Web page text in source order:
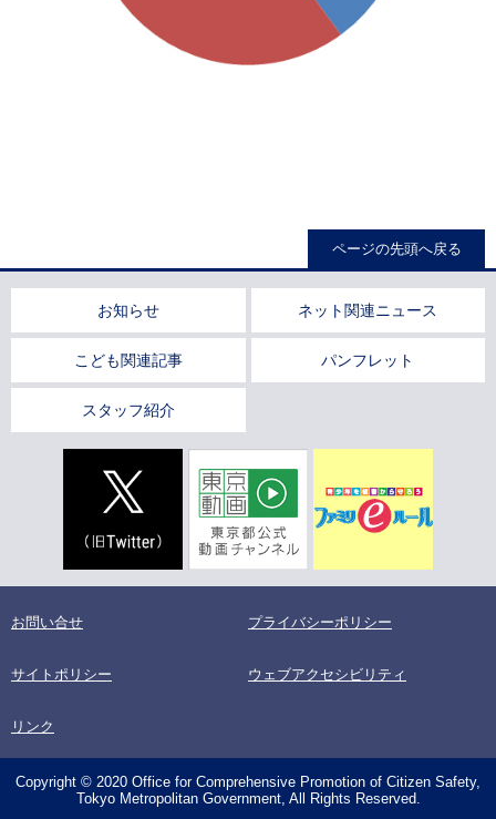
ページの先頭へ戻る
お知らせ ネット関連ニュース
こども関連記事 パンフレット
スタッフ紹介
お問い合せ プライバシーポリシー
サイトポリシー ウェブアクセシビリティ
リンク
Copyright © 2020 Office for Comprehensive Promotion of Citizen Safety,
Tokyo Metropolitan Government, All Rights Reserved.